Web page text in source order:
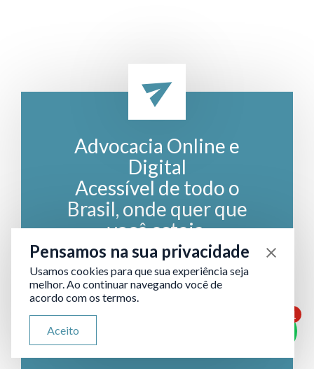
Advocacia Online e
Digital
Acessível de todo o
Brasil, onde quer que
você esteja.
Enviar consulta
A qualquer hora, em qualquer lugar:
nossa equipe está pronta para atender
1
Pensamos na sua privacidade
Usamos cookies para que sua experiência seja
melhor. Ao continuar navegando você de
acordo com os termos.
Aceito